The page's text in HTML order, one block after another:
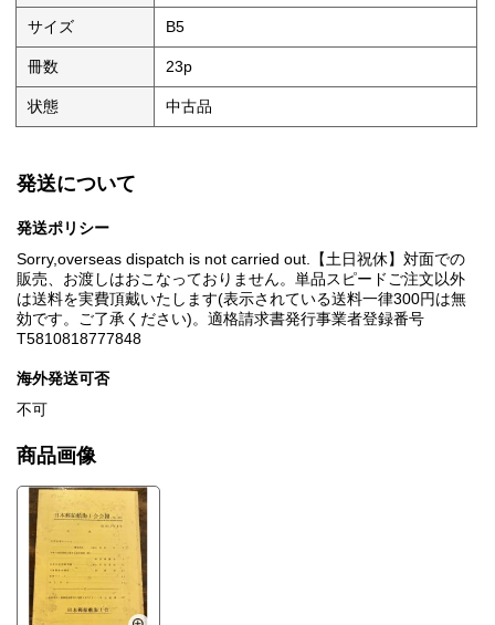
サイズ B5
冊数 23p
状態 中古品
発送について
発送ポリシー
Sorry,overseas dispatch is not carried out.【土日祝休】対面での
販売、お渡しはおこなっておりません。単品スピードご注文以外
は送料を実費頂戴いたします(表示されている送料一律300円は無
効です。ご了承ください)。適格請求書発行事業者登録番号
T5810818777848
海外発送可否
不可
商品画像